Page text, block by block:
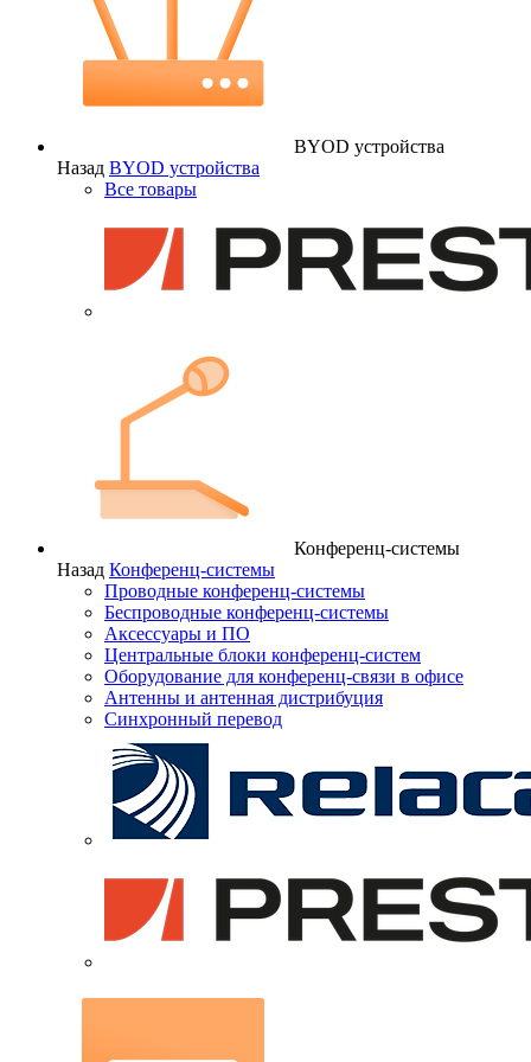
BYOD устройства
Назад BYOD устройства
Все товары
Конференц-системы
Назад Конференц-системы
Проводные конференц-системы
Беспроводные конференц-системы
Аксессуары и ПО
Центральные блоки конференц-систем
Оборудование для конференц-связи в офисе
Антенны и антенная дистрибуция
Синхронный перевод